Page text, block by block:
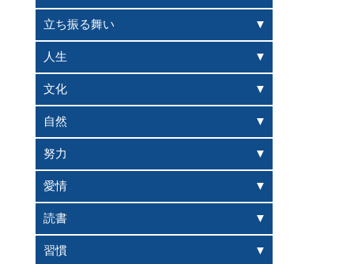
立ち振る舞い
人生
文化
自然
努力
愛情
読書
習慣